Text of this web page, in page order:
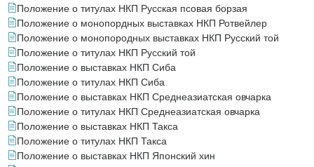
Положение о титулах НКП Русская псовая борзая
Положение о монопордных выставках НКП Ротвейлер
Положение о монопородных выставках НКП Русский той
Положение о титулах НКП Русский той
Положение о выставках НКП Сиба
Положение о титулах НКП Сиба
Положение о выставках НКП Среднеазиатская овчарка
Положение о титулах НКП Среднеазиатская овчарка
Положение о выставках НКП Такса
Положение о титулах НКП Такса
Положение о выставках НКП Японский хин